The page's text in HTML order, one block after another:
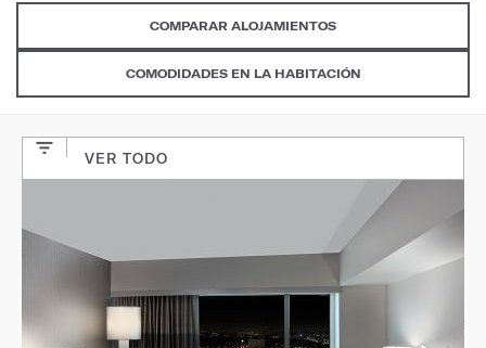
COMPARAR ALOJAMIENTOS
COMODIDADES EN LA HABITACIÓN
VER TODO